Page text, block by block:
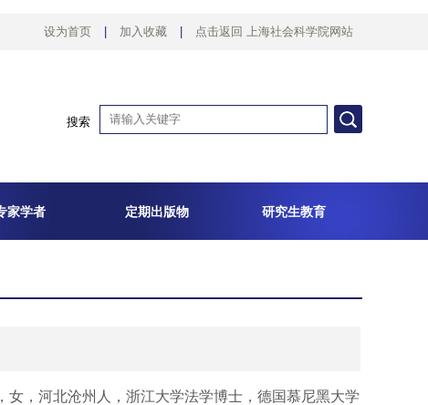
设为首页 加入收藏 点击返回 上海社会科学院网站
搜索
家学者 定期出版物 研究生教育
，河北沧州人，浙江大学法学博士，德国慕尼黑大学